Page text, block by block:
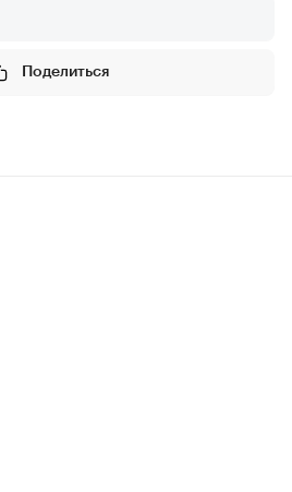
Поделиться